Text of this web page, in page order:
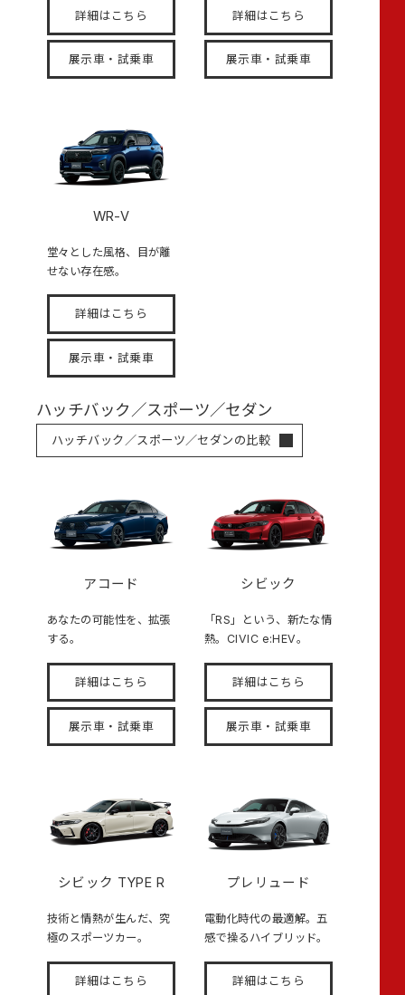
詳細はこちら
展示車・試乗車
詳細はこちら
展示車・試乗車
WR-V
堂々とした風格、目が離
せない存在感。
詳細はこちら
展示車・試乗車
ハッチバック／スポーツ／セダン
ハッチバック／スポーツ／セダンの比較
アコード
あなたの可能性を、拡張
する。
詳細はこちら
展示車・試乗車
シビック
「RS」という、新たな情
熱。CIVIC e:HEV。
詳細はこちら
展示車・試乗車
シビック TYPE R
技術と情熱が生んだ、究
極のスポーツカー。
詳細はこちら
プレリュード
電動化時代の最適解。五
感で操るハイブリッド。
詳細はこちら